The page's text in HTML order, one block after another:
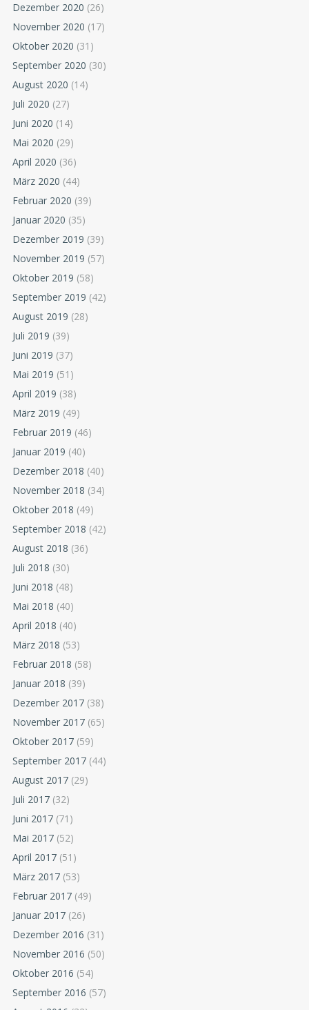
Dezember 2020 (26)
November 2020 (17)
Oktober 2020 (31)
September 2020 (30)
August 2020 (14)
Juli 2020 (27)
Juni 2020 (14)
Mai 2020 (29)
April 2020 (36)
März 2020 (44)
Februar 2020 (39)
Januar 2020 (35)
Dezember 2019 (39)
November 2019 (57)
Oktober 2019 (58)
September 2019 (42)
August 2019 (28)
Juli 2019 (39)
Juni 2019 (37)
Mai 2019 (51)
April 2019 (38)
März 2019 (49)
Februar 2019 (46)
Januar 2019 (40)
Dezember 2018 (40)
November 2018 (34)
Oktober 2018 (49)
September 2018 (42)
August 2018 (36)
Juli 2018 (30)
Juni 2018 (48)
Mai 2018 (40)
April 2018 (40)
März 2018 (53)
Februar 2018 (58)
Januar 2018 (39)
Dezember 2017 (38)
November 2017 (65)
Oktober 2017 (59)
September 2017 (44)
August 2017 (29)
Juli 2017 (32)
Juni 2017 (71)
Mai 2017 (52)
April 2017 (51)
März 2017 (53)
Februar 2017 (49)
Januar 2017 (26)
Dezember 2016 (31)
November 2016 (50)
Oktober 2016 (54)
September 2016 (57)